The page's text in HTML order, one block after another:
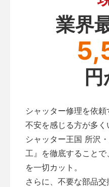
業界
円
シャッター修理を依
不安を感じる方が多く
シャッター王国 所沢
工』を徹底すること
を一切カット。
さらに、不要な部品